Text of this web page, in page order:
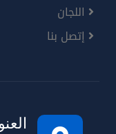
اللجان
إتصل بنا